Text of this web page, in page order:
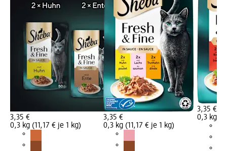
3,35 €
0,3 kg (11,17 € je 1 kg)
3,35 €
0,3 kg (11,17 € je 1 kg)
3,35 €
0,3 kg